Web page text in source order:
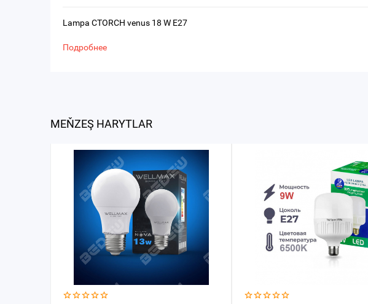
Lampa CTORCH venus 18 W E27
Подробнее
MEŇZEŞ HARYTLAR